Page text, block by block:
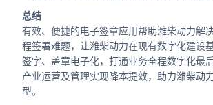
总结
有效、便捷的电子签章应用帮助潍柴动力解
程签署难题，让潍柴动力在现有数字化建设
签字、盖章电子化，打通业务全程数字化最
产业运营及管理实现降本提效，助力潍柴动
型。